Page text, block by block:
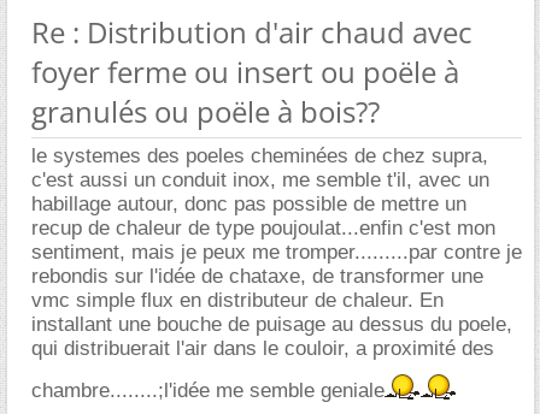
Re : Distribution d'air chaud avec
foyer ferme ou insert ou poële à
granulés ou poële à bois??
le systemes des poeles cheminées de chez supra,
c'est aussi un conduit inox, me semble t'il, avec un
habillage autour, donc pas possible de mettre un
recup de chaleur de type poujoulat...enfin c'est mon
sentiment, mais je peux me tromper.........par contre je
rebondis sur l'idée de chataxe, de transformer une
vmc simple flux en distributeur de chaleur. En
installant une bouche de puisage au dessus du poele,
qui distribuerait l'air dans le couloir, a proximité des
chambre........;l'idée me semble geniale